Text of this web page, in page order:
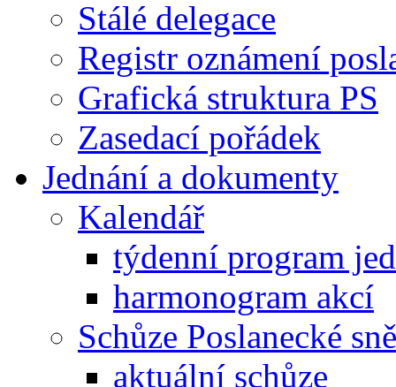
Stálé delegace
Registr oznámení
Grafická struktura PS
Zasedací pořádek
Jednání a dokumenty
Kalendář
týdenní program
harmonogram akcí
Schůze Poslanecké
aktuální schůze